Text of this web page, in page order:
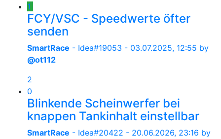
1
FCY/VSC - Speedwerte öfter
senden
SmartRace - Idea#19053 - 03.07.2025, 12:55 by
@ot112
2
0
Blinkende Scheinwerfer bei
knappen Tankinhalt einstellbar
SmartRace - Idea#20422 - 20.06.2026, 23:16 by